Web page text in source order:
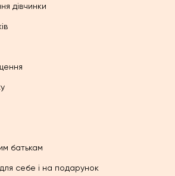
дівчинки
батькам
себе і на подарунок